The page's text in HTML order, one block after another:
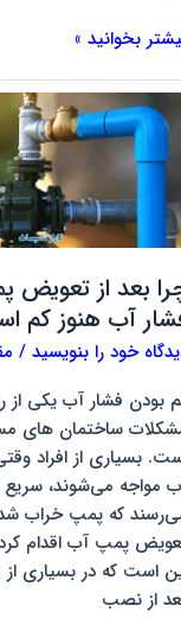
بخوانید »
بعد از تعویض
آب هنوز کم
خود را بنویسید /
بودن فشار آب یکی از
ساختمان های
بسیاری از افراد
مواجه می‌شوند، سریع
که پمپ خراب
پمپ آب اقدام
است که در بسیاری از
از نصب
بعد
فشار